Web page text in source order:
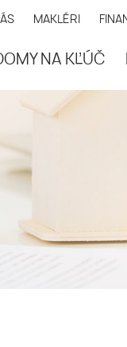
MAKLÉRI
NA KĽÚČ